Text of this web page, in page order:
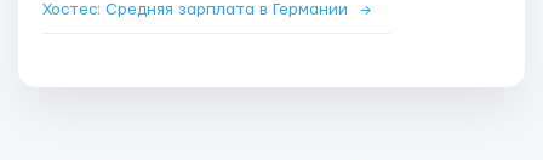
Хостес: Средняя зарплата в Германии →